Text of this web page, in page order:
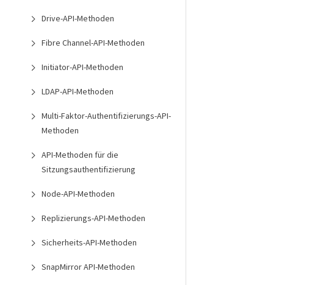
Drive-API-Methoden
Fibre Channel-API-Methoden
Initiator-API-Methoden
LDAP-API-Methoden
Multi-Faktor-Authentifizierungs-API-
Methoden
API-Methoden für die
Sitzungsauthentifizierung
Node-API-Methoden
Replizierungs-API-Methoden
Sicherheits-API-Methoden
SnapMirror API-Methoden